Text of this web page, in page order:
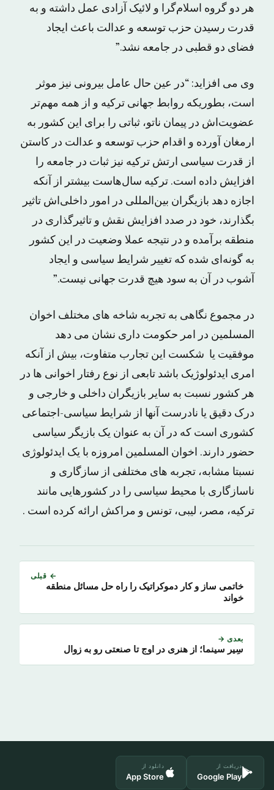
هر دو گروه اسلام‌گرا و لائیک آزادی عمل داشته و به
قدرت رسیدن حزب توسعه و عدالت باعث ایجاد
فضای دو قطبی در جامعه نشد.”
وی می افزاید: “در عین حال عامل بیرونی نیز موثر
است، بطوریکه روابط جهانی ترکیه و از همه مهم‌تر
عضویت‌اش در پیمان ناتو، ثباتی را برای این کشور به
ارمغان آورده و اقدام حزب توسعه و عدالت در کاستن
از قدرت سیاسی ارتش ترکیه نیز ثبات در جامعه را
افزایش داده است. ترکیه سال‌هاست بیشتر از آنکه
اجازه دهد بازیگران بین‌المللی در امور داخلی‌اش تاثیر
بگذارند، خود در صدد افزایش نقش و تاثیرگذاری در
منطقه برآمده و در نتیجه عملا وضعیت در این کشور
به گونه‌ای شده که تغییر شرایط سیاسی و ایجاد
آشوب در آن به سود هیچ قدرت جهانی نیست.”
در مجموع نگاهی به تجربه شاخه های مختلف اخوان
المسلمین در امر حکومت داری نشان می دهد
موفقیت یا شکست این تجارب متفاوت، بیش از آنکه
امری ایدئولوژیک باشد تابعی از نوع رفتار اخوانی ها در
هر کشور نسبت به سایر بازیگران داخلی و خارجی و
درک دقیق یا نادرست آنها از شرایط سیاسی-اجتماعی
کشوری است که در آن به عنوان یک بازیگر سیاسی
حضور دارند. اخوان المسلمین امروزه با یک ایدئولوژی
نسبتا مشابه، تجربه های مختلفی از سازگاری و
ناسازگاری با محیط سیاسی را در کشورهایی مانند
ترکیه، مصر، لیبی، تونس و مراکش ارائه کرده است .
← قبلی
خاتمی ساز و کار دموکراتیک را راه حل مسائل منطقه
خواند
بعدی →
سِیر سینما؛ از هنری در اوج تا صنعتی رو به زوال
دریافت از
Google Play
دانلود از
App Store